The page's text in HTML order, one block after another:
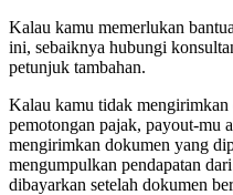
Kalau kamu memerlukan
ini, sebaiknya hubungi
petunjuk tambahan.
Kalau kamu tidak
pemotongan pajak, payout-mu
mengirimkan dokumen yang
mengumpulkan pendapatan
dibayarkan setelah dokumen